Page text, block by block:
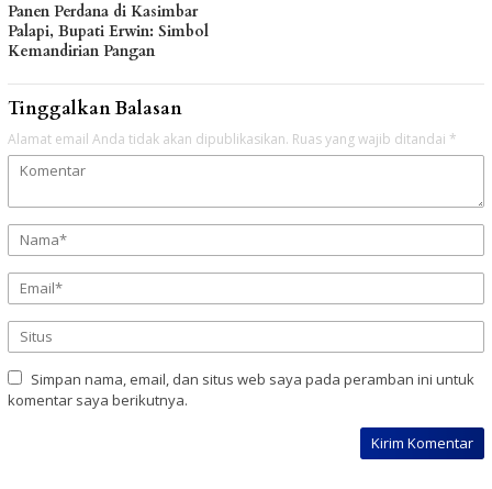
Panen Perdana di Kasimbar
Palapi, Bupati Erwin: Simbol
Kemandirian Pangan
Tinggalkan Balasan
Alamat email Anda tidak akan dipublikasikan. Ruas yang wajib ditandai *
Simpan nama, email, dan situs web saya pada peramban ini untuk
komentar saya berikutnya.